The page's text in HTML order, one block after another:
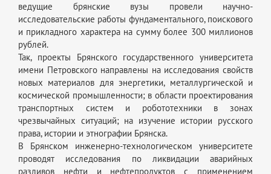
ведущие брянские вузы провели научно-
исследовательские работы фундаментального, поискового
и прикладного характера на сумму более 300 миллионов
рублей.
Так, проекты Брянского государственного университета
имени Петровского направлены на исследования свойств
новых материалов для энергетики, металлургической и
космической промышленности; в области проектирования
транспортных систем и робототехники в зонах
чрезвычайных ситуаций; на изучение истории русского
права, истории и этнографии Брянска.
В Брянском инженерно-технологическом университете
проводят исследования по ликвидации аварийных
разливов нефти и нефтепродуктов с применением